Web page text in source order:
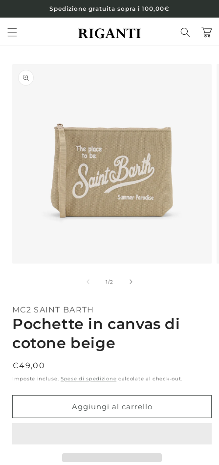
direttamente
ai contenuti
Spedizione gratuita sopra i 100,00€
sul prodotto
modale
1/su
2
MC2 SAINT BARTH
Pochette in canvas di
cotone beige
Prezzo
di
€49,00
Imposte incluse. Spese di spedizione calcolate al check-out.
Aggiungi al carrello